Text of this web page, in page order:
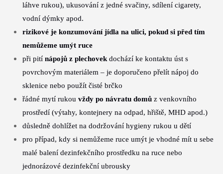
láhve rukou), ukusování z jedné svačiny, sdílení cigarety,
vodní dýmky apod.
rizikové je konzumování jídla na ulici, pokud si před tím
nemůžeme umýt ruce
při pití nápojů z plechovek dochází ke kontaktu úst s
povrchovým materiálem – je doporučeno přelít nápoj do
sklenice nebo použít čisté brčko
řádné mytí rukou vždy po návratu domů z venkovního
prostředí (výtahy, kontejnery na odpad, hřiště, MHD apod.)
důsledně dohlížet na dodržování hygieny rukou u dětí
pro případ, kdy si nemůžeme ruce umýt je vhodné mít u sebe
malé balení dezinfekčního prostředku na ruce nebo
jednorázové dezinfekční ubrousky